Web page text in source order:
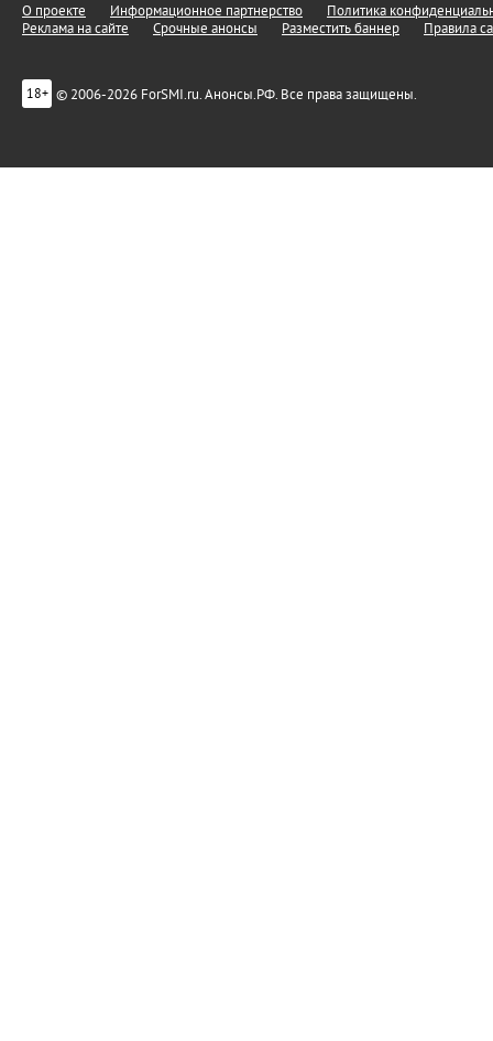
О проекте Информационное партнерство
Политика
Реклама на сайте
Срочные анонсы Разместить баннер Правила
18+ © 2006-2026 ForSMI.ru. Анонсы.РФ. Все права защищены.